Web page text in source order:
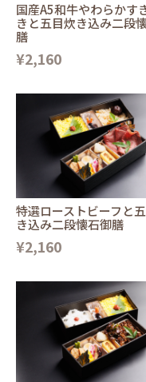
国産A5和牛やわらかす
きと五目炊き込み二段
膳
¥2,160
特選ローストビーフと
き込み二段懐石御膳
¥2,160